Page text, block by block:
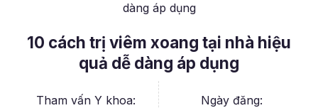
dàng áp dụng
10 cách trị viêm xoang tại nhà hiệu
quả dễ dàng áp dụng
Tham vấn Y khoa:
Ngày đăng: